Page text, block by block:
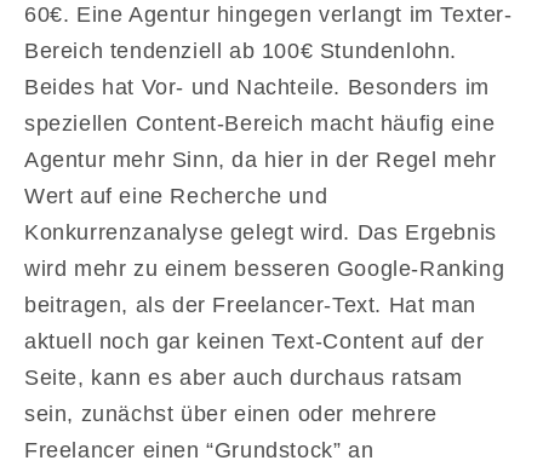
60€. Eine Agentur hingegen verlangt im Texter-
Bereich tendenziell ab 100€ Stundenlohn.
Beides hat Vor- und Nachteile. Besonders im
speziellen Content-Bereich macht häufig eine
Agentur mehr Sinn, da hier in der Regel mehr
Wert auf eine Recherche und
Konkurrenzanalyse gelegt wird. Das Ergebnis
wird mehr zu einem besseren Google-Ranking
beitragen, als der Freelancer-Text. Hat man
aktuell noch gar keinen Text-Content auf der
Seite, kann es aber auch durchaus ratsam
sein, zunächst über einen oder mehrere
Freelancer einen “Grundstock” an